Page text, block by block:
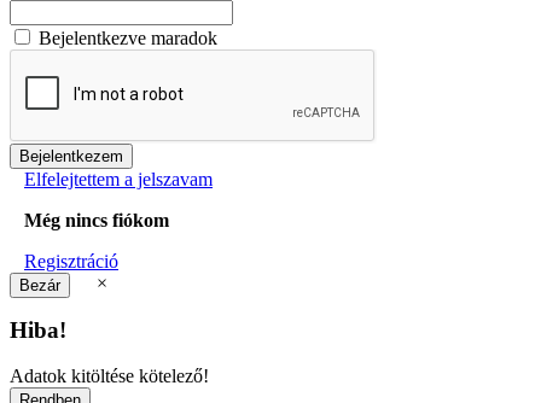
Bejelentkezve maradok
Elfelejtettem a jelszavam
Még nincs fiókom
Regisztráció
×
Hiba!
Adatok kitöltése kötelező!